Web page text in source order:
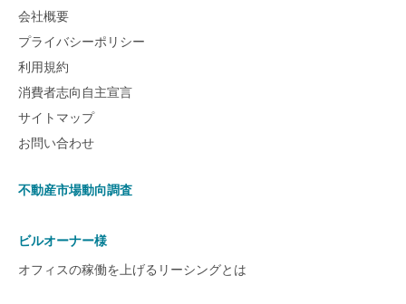
会社概要
プライバシーポリシー
利用規約
消費者志向自主宣言
サイトマップ
お問い合わせ
不動産市場動向調査
ビルオーナー様
オフィスの稼働を上げるリーシングとは